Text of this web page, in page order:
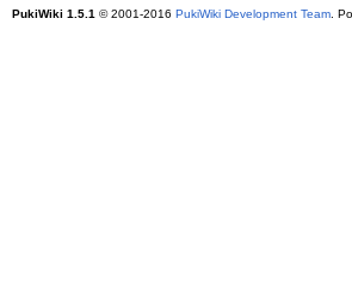
PukiWiki 1.5.1 © 2001-2016 PukiWiki Development Team.